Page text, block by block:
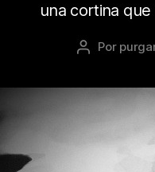
una cortina
Autor
publicación
Por